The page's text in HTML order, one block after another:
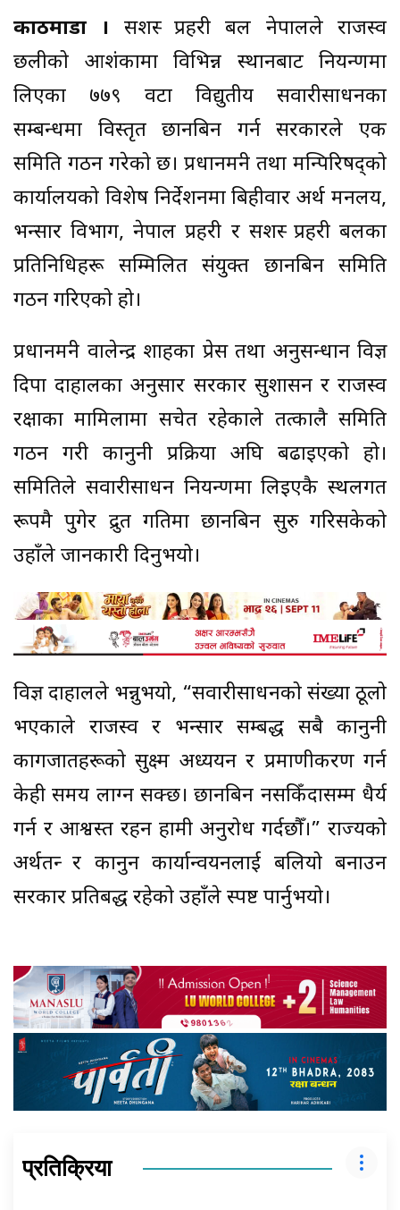
काठमाडौं । सशस्त्र प्रहरी बल नेपालले राजस्व
छलीको आशंकामा विभिन्न स्थानबाट नियन्त्रणमा
लिएका ७७९ वटा विद्युतीय सवारीसाधनका
सम्बन्धमा विस्तृत छानबिन गर्न सरकारले एक
समिति गठन गरेको छ। प्रधानमन्त्री तथा मन्त्रिपरिषद्को
कार्यालयको विशेष निर्देशनमा बिहीवार अर्थ मन्त्रालय,
भन्सार विभाग, नेपाल प्रहरी र सशस्त्र प्रहरी बलका
प्रतिनिधिहरू सम्मिलित संयुक्त छानबिन समिति
गठन गरिएको हो।
प्रधानमन्त्री वालेन्द्र शाहका प्रेस तथा अनुसन्धान विज्ञ
दिपा दाहालका अनुसार सरकार सुशासन र राजस्व
रक्षाका मामिलामा सचेत रहेकाले तत्कालै समिति
गठन गरी कानुनी प्रक्रिया अघि बढाइएको हो।
समितिले सवारीसाधन नियन्त्रणमा लिइएकै स्थलगत
रूपमै पुगेर द्रुत गतिमा छानबिन सुरु गरिसकेको
उहाँले जानकारी दिनुभयो।
विज्ञ दाहालले भन्नुभयो, “सवारीसाधनको संख्या ठूलो
भएकाले राजस्व र भन्सार सम्बद्ध सबै कानुनी
कागजातहरूको सुक्ष्म अध्ययन र प्रमाणीकरण गर्न
केही समय लाग्न सक्छ। छानबिन नसकिँदासम्म धैर्य
गर्न र आश्वस्त रहन हामी अनुरोध गर्दछौँ।” राज्यको
अर्थतन्त्र र कानुन कार्यान्वयनलाई बलियो बनाउन
सरकार प्रतिबद्ध रहेको उहाँले स्पष्ट पार्नुभयो।
प्रतिक्रिया